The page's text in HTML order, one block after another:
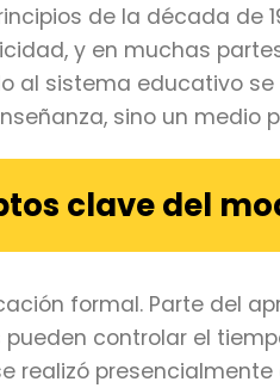
de la década de
y en muchas
al sistema educativo
sino un medio
clave del
formal. Parte del
controlar el
realizó